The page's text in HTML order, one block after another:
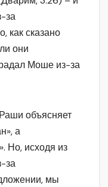
за
как сказано
они
Моше из-за
объясняет
а
Но, исходя из
за
мы